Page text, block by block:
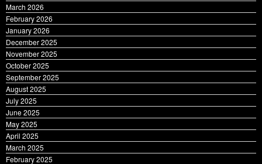
February 2026
January 2026
December 2025
November 2025
October 2025
September 2025
August 2025
July 2025
June 2025
May 2025
April 2025
March 2025
February 2025
January 2025